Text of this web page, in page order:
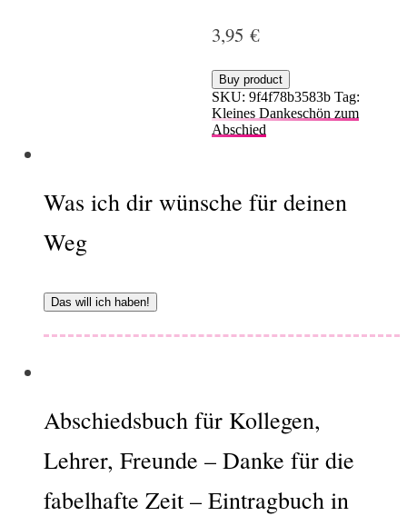
3,95 €
Buy product
SKU: 9f4f78b3583b Tag:
Kleines Dankeschön zum
Abschied
Was ich dir wünsche für deinen
Weg
Das will ich haben!
Abschiedsbuch für Kollegen,
Lehrer, Freunde – Danke für die
fabelhafte Zeit – Eintragbuch in